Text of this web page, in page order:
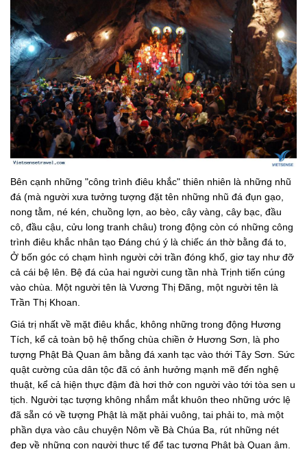
Bên cạnh những "công trình điêu khắc" thiên nhiên là những nhũ
đá (mà người xưa tưởng tượng đặt tên những nhũ đá đụn gạo,
nong tằm, né kén, chuồng lợn, ao bèo, cây vàng, cây bạc, đầu
cô, đầu cậu, cửu long tranh châu) trong động còn có những công
trình điêu khắc nhân tạo Ðáng chú ý là chiếc án thờ bằng đá to,
Ở bốn góc có chạm hình người cởi trần đóng khố, giơ tay như đỡ
cả cái bệ lên. Bệ đá của hai người cung tần nhà Trịnh tiến cúng
vào chùa. Một người tên là Vương Thị Ðãng, một người tên là
Trần Thị Khoan.
Giá trị nhất về mặt điêu khắc, không những trong động Hương
Tích, kể cả toàn bộ hệ thống chùa chiền ở Hương Sơn, là pho
tượng Phật Bà Quan âm bằng đá xanh tạc vào thới Tây Sơn. Sức
quật cường của dân tộc đã có ảnh hưởng mạnh mẽ đến nghệ
thuật, kể cả hiện thực đậm đà hơi thở con người vào tới tòa sen u
tịch. Người tạc tượng không nhắm mắt khuôn theo những ước lệ
đã sẵn có về tượng Phật là mặt phải vuông, tai phải to, mà một
phần dựa vào câu chuyện Nôm về Bà Chúa Ba, rút những nét
đẹp về những con người thực tế để tạc tượng Phật bà Quan âm.